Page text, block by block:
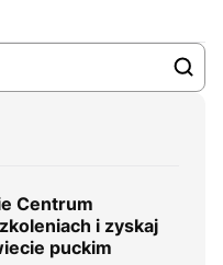
Centrum
i zyskaj
puckim